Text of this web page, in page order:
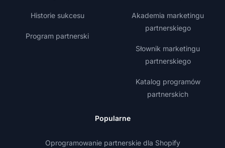
Historie sukcesu
Program partnerski
Akademia marketingu
partnerskiego
Słownik marketingu
partnerskiego
Katalog programów
partnerskich
Popularne
Oprogramowanie partnerskie dla Shopify